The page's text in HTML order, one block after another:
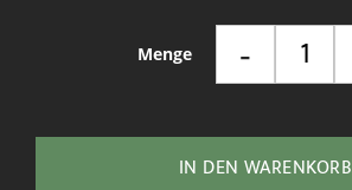
Menge -
IN DEN WARENKORB